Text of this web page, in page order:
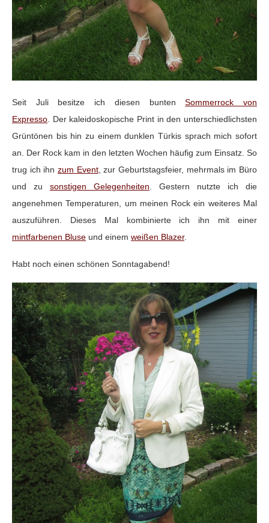
Seit Juli besitze ich diesen buntenSommerrock von
Expresso. Der kaleidoskopische Print in den unterschiedlichsten
Grüntönen bis hin zu einem dunklen Türkis sprach mich sofort
an. Der Rock kam in den letzten Wochen häufig zum Einsatz. So
trug ich ihn zum Event, zur Geburtstagsfeier, mehrmals im Büro
und zu sonstigen Gelegenheiten. Gestern nutzte ich die
angenehmen Temperaturen, um meinen Rock ein weiteres Mal
auszuführen. Dieses Mal kombinierte ich ihn mit einer
mintfarbenen Bluse und einem weißen Blazer.
Habt noch einen schönen Sonntagabend!